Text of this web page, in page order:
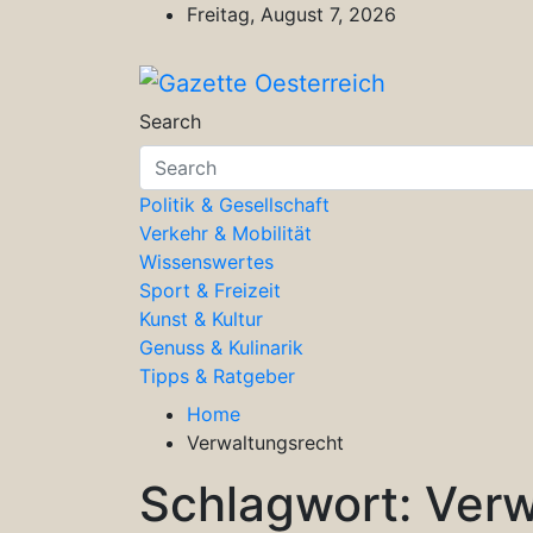
Freitag, August 7, 2026
Gazette Oesterreich
Magazin für Freizeit, Politik, Kultur
Search
Politik & Gesellschaft
Verkehr & Mobilität
Wissenswertes
Sport & Freizeit
Kunst & Kultur
Genuss & Kulinarik
Tipps & Ratgeber
Home
Verwaltungsrecht
Schlagwort: